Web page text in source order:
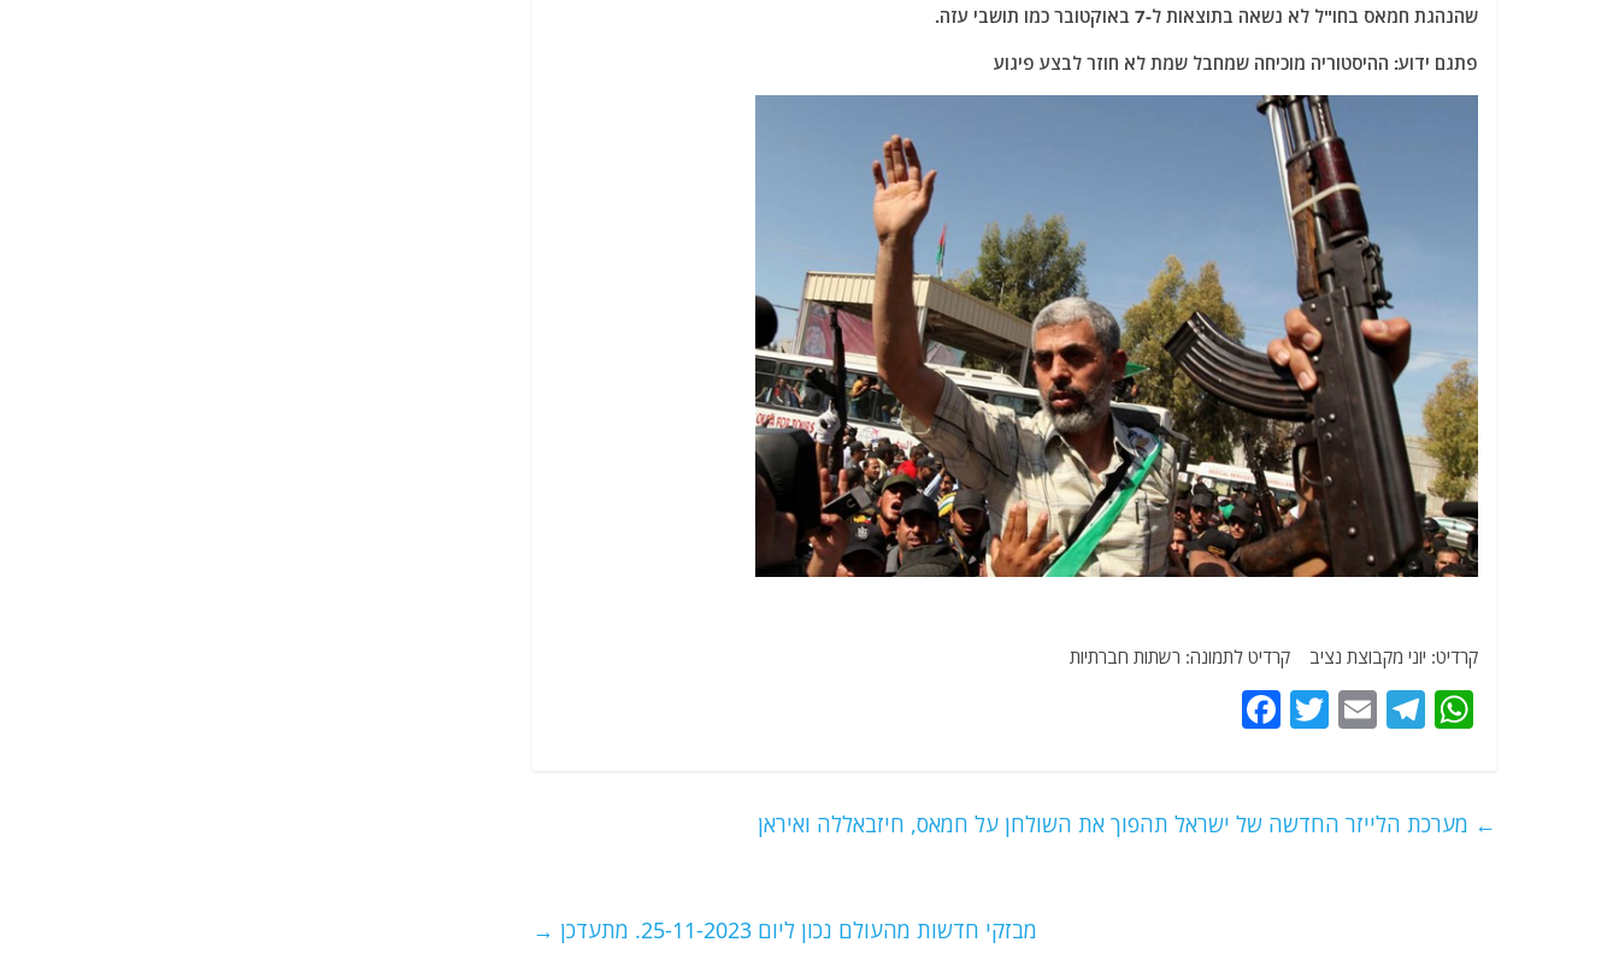
שהנהגת חמאס בחו"ל לא נשאה בתוצאות ל-7 באוקטובר כמו תושבי עזה.
פתגם ידוע: ההיסטוריה מוכיחה שמחבל שמת לא חוזר לבצע פיגוע
קרדיט: יוני מקבוצת נציב קרדיט לתמונה: רשתות חברתיות
W
s
T
g
E
l
T
er
e ← מערכת הלייזר החדשה של ישראל תהפוך את השולחן על חמאס, חיזבאללה ואיראן
מבזקי חדשות מהעולם נכון ליום 25-11-2023. מתעדכן →